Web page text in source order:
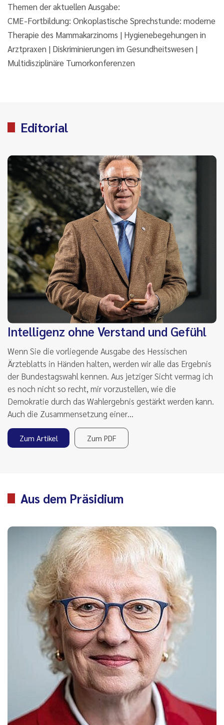
Themen der aktuellen Ausgabe:
CME-Fortbildung: Onkoplastische Sprechstunde: moderne
Therapie des Mammakarzinoms | Hygienebegehungen in
Arztpraxen | Diskriminierungen im Gesundheitswesen |
Multidisziplinäre Tumorkonferenzen
Editorial
Intelligenz ohne Verstand und Gefühl
Wenn Sie die vorliegende Ausgabe des Hessischen
Ärzteblatts in Händen halten, werden wir alle das Ergebnis
der Bundestagswahl kennen. Aus jetziger Sicht vermag ich
es noch nicht so recht, mir vorzustellen, wie die
Demokratie durch das Wahlergebnis gestärkt werden kann.
Auch die Zusammensetzung einer…
Zum Artikel Zum PDF
Aus dem Präsidium